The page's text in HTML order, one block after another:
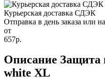
Курьерская доставка СДЭК
Отправка в день заказа или
от
657р.
Описание Защита
white XL